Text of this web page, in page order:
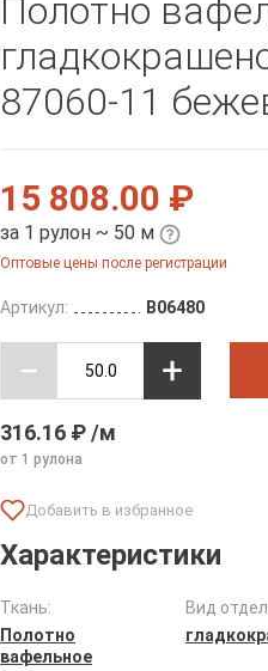
Полотно
87060-11
15 808.00 ₽
за 1 рулон ~ 50 м
Оптовые цены после регистрации
Артикул: B06480
316.16 ₽ /м
от 1 рулона
Характеристики
Ткань:
Полотно
вафельное
Вид